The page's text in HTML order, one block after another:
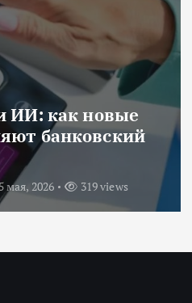
ИИ: как новые
банковский
мая, 2026 319 views